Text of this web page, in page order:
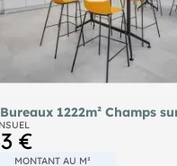
1222m² Champs
€
MONTANT AU M²